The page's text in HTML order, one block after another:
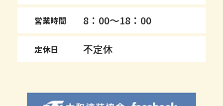
営業時間 8：00～18：00
定休日 不定休